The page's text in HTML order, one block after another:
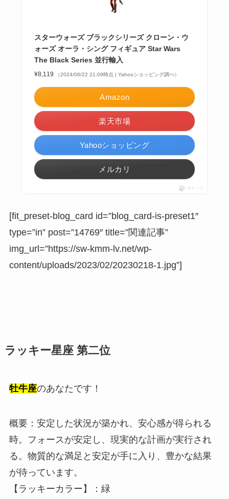
スターウォーズ ブラックシリーズ クローン・ウ
ォーズ オーラ・シング フィギュア Star Wars
The Black Series 並行輸入
¥8,119 （2024/06/22 21:09時点 | Yahooショッピング調べ）
Amazon
楽天市場
Yahooショッピング
メルカリ
ポチップ
[fit_preset-blog_card id=”blog_card-is-preset1″
type=”in” post=”14769″ title=”関連記事”
img_url=”https://sw-kmm-lv.net/wp-
content/uploads/2023/02/20230218-1.jpg”]
ラッキー星座 第二位
牡牛座のあなたです！
概要：安定した状況が築かれ、安心感が得られる
時。フォースが安定し、現実的な計画が実行され
る。物質的な満足と安定が手に入り、豊かな結果
が待っています。
【ラッキーカラー】：緑